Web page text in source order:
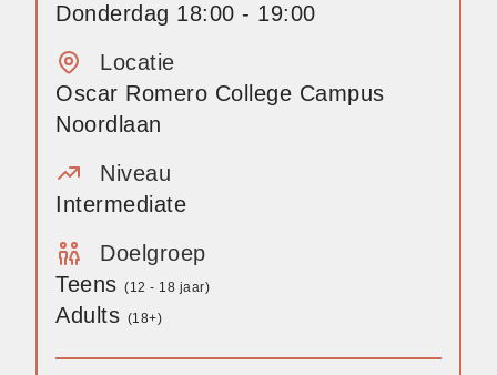
Donderdag 18:00 - 19:00
Locatie
Oscar Romero College Campus
Noordlaan
Niveau
Intermediate
Doelgroep
Teens (12 - 18 jaar)
Adults (18+)